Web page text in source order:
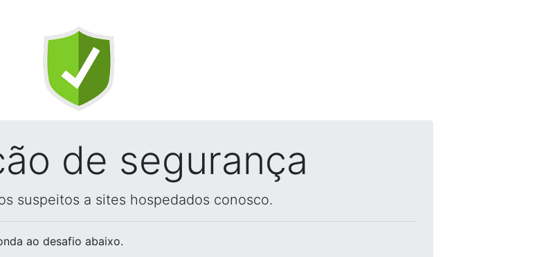
de segurança
suspeitos a sites hospedados conosco.
ao desafio abaixo.